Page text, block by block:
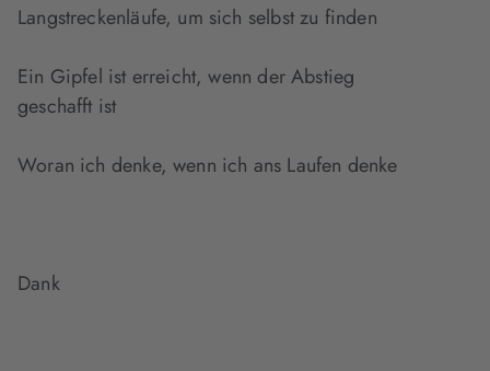
Langstreckenläufe, um sich selbst zu finden
Ein Gipfel ist erreicht, wenn der Abstieg
geschafft ist
Woran ich denke, wenn ich ans Laufen denke
Dank